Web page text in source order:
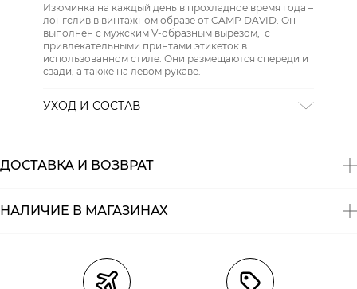
Изюминка на каждый день в прохладное время года –
лонгслив в винтажном образе от CAMP DAVID. Он
выполнен с мужским V-образным вырезом, с
привлекательными принтами этикеток в
использованном стиле. Они размещаются спереди и
сзади, а также на левом рукаве.
УХОД И СОСТАВ
ГЛАЖЕНИЕ:не гладить горячим (макс. 110 °)
ДОСТАВКА И ВОЗВРАТ
Курьерская доставка СДЭК
НАЛИЧИЕ В МАГАЗИНАХ